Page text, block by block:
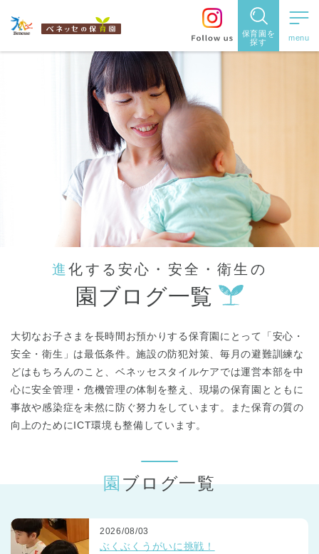
保育園を
探す
保育園を探す
住所・駅
名から探
都道府県
から探す
東京都
東京都 全域
進化する安心・安全・衛生の
園ブログ一覧
大切なお子さまを長時間お預かりする保育園にとって「安心・
安全・衛生」は最低条件。施設の防犯対策、毎月の避難訓練な
どはもちろんのこと、ベネッセスタイルケアでは運営本部を中
心に安全管理・危機管理の体制を整え、現場の保育園とともに
事故や感染症を未然に防ぐ努力をしています。また保育の質の
向上のためにICT環境も整備しています。
園ブログ一覧
2026/08/03
ぶくぶくうがいに挑戦！